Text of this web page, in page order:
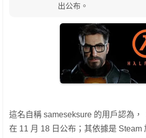
出公布。
這名自稱 sameseksure 的用戶認為，
在 11 月 18 日公布；其依據是 Steam